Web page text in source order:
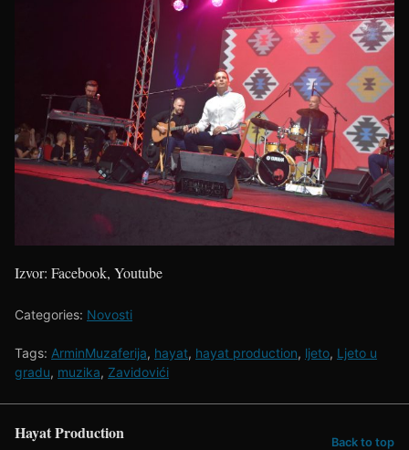
Izvor: Facebook, Youtube
Categories: Novosti
Tags: ArminMuzaferija, hayat, hayat production, ljeto, Ljeto u
gradu, muzika, Zavidovići
Hayat Production Back to top